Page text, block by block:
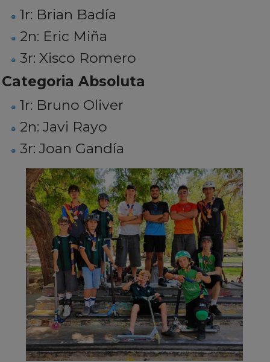
1r: Brian Badía
2n: Eric Miña
3r: Xisco Romero
Categoria Absoluta
1r: Bruno Oliver
2n: Javi Rayo
3r: Joan Gandía